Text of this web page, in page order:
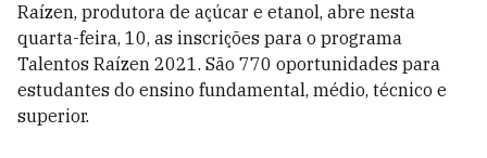
Raízen, produtora de açúcar e etanol, abre nesta
quarta-feira, 10, as inscrições para o programa
Talentos Raízen 2021. São 770 oportunidades para
estudantes do ensino fundamental, médio, técnico e
superior.